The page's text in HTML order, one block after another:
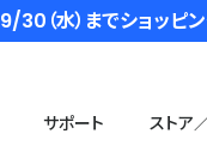
（水）までショッピ
サポート ストア